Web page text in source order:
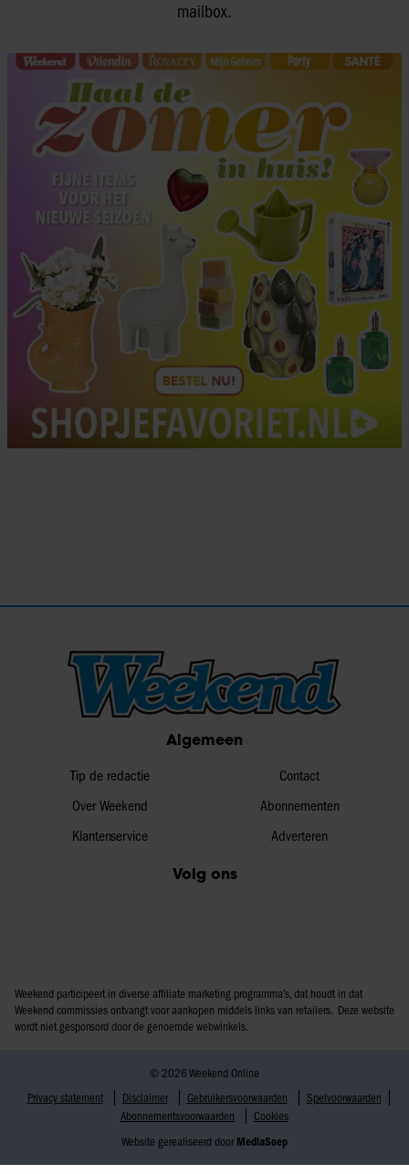
mailbox.
Algemeen
Tip de redactie
Over Weekend
Klantenservice
Contact
Abonnementen
Adverteren
Volg ons
Weekend participeert in diverse affiliate marketing programma’s, dat houdt in dat
Weekend commissies ontvangt voor aankopen middels links van retailers. Deze website
wordt niet gesponsord door de genoemde webwinkels.
© 2026 Weekend Online
Privacy statement
Disclaimer Gebruikersvoorwaarden
Spelvoorwaarden
Abonnementsvoorwaarden
Cookies
Website gerealiseerd door MediaSoep